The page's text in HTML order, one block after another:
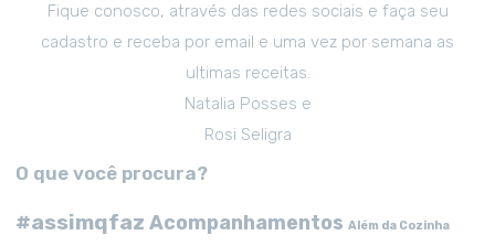
Fique conosco, através das redes sociais e faça seu
cadastro e receba por email e uma vez por semana as
ultimas receitas.
Natalia Posses e
Rosi Seligra
O que você procura?
#assimqfaz Acompanhamentos Além da Cozinha